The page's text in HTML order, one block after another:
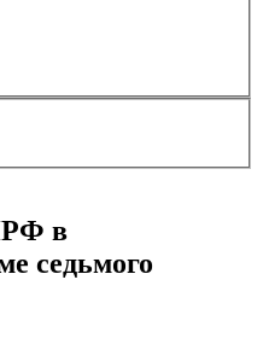
в
седьмого